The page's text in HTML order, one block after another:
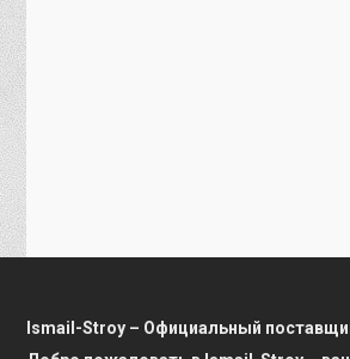
Ismail-Stroy – Официальный